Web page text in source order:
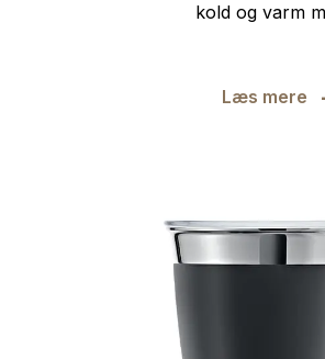
kold og varm
Læs mere